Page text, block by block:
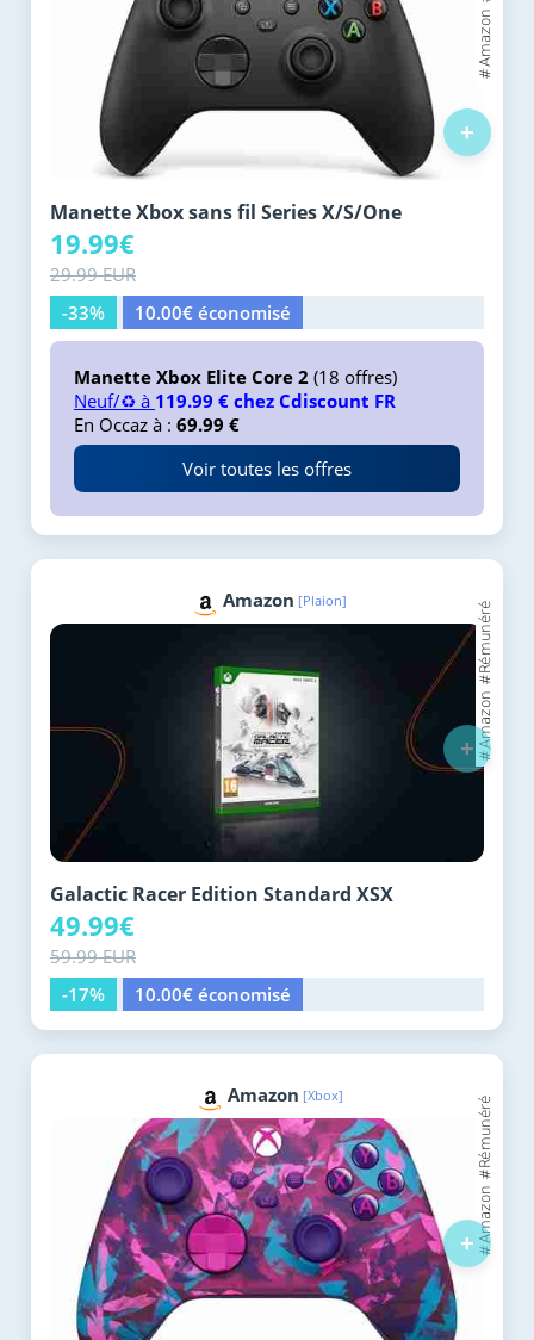
Manette Xbox sans fil Series X/S/One
19.99€
29.99 EUR
-33%
10.00€ économisé
Manette Xbox Elite Core 2 (18 offres)
Neuf/♻️ à 119.99 € chez Cdiscount FR
En Occaz à : 69.99 €
Voir toutes les offres
+
Amazon [Plaion]
Galactic Racer Edition Standard XSX
49.99€
59.99 EUR
-17%
10.00€ économisé
+
Amazon [Xbox]
+